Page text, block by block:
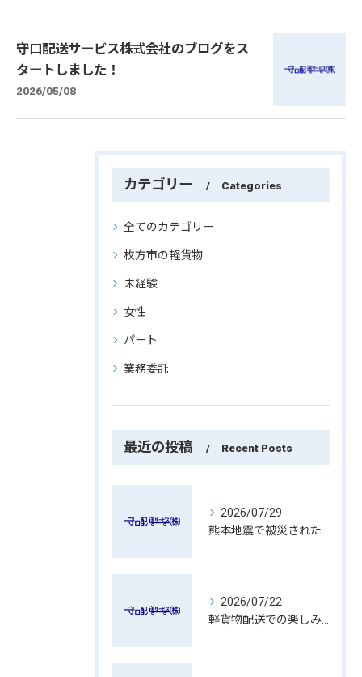
守口配送サービス株式会社のブログをス
タートしました！
2026/05/08
カテゴリー Categories
全てのカテゴリー
枚方市の軽貨物
未経験
女性
パート
業務委託
最近の投稿 Recent Posts
2026/07/29
2026/07/22